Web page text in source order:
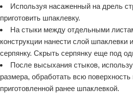
Используя насаженный на дрель
приготовить шпаклевку.
На стыки между отдельными
конструкции нанести слой шпаклевки
серпянку. Скрыть серпянку еще под
После высыхания стыков,
размера, обработать всю поверхность
приготовленной ранее шпаклевкой.